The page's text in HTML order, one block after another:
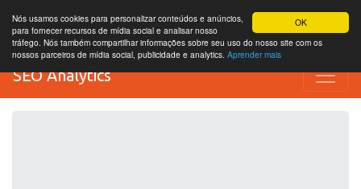
OK
Nós usamos cookies para personalizar conteúdos e anúncios,
para fornecer recursos de mídia social e analisar nosso
tráfego. Nós também compartilhar informações sobre seu uso do nosso site com os
nossos parceiros de mídia social, publicidade e analytics. Aprender mais
SEO Analytics